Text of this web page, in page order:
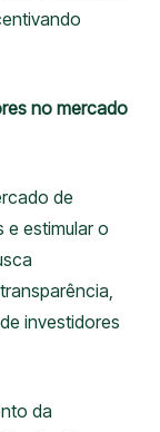
no mercado
de
e estimular o
investidores
da